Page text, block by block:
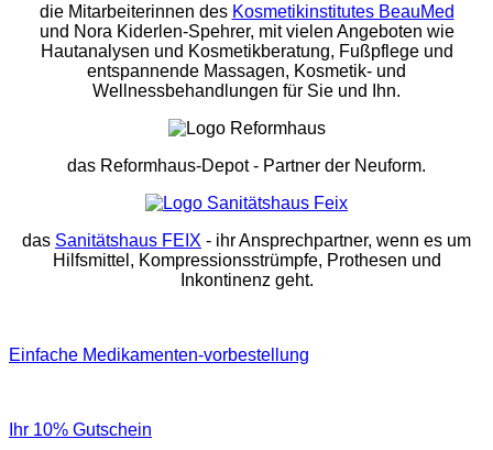
die Mitarbeiterinnen des Kosmetikinstitutes BeauMed
und Nora Kiderlen-Spehrer, mit vielen Angeboten wie
Hautanalysen und Kosmetikberatung, Fußpflege und
entspannende Massagen, Kosmetik- und
Wellnessbehandlungen für Sie und Ihn.
das Reformhaus-Depot- Partner der Neuform.
das Sanitätshaus FEIX - ihr Ansprechpartner, wenn es um
Hilfsmittel, Kompressionsstrümpfe, Prothesen und
Inkontinenz geht.
Einfache Medikamenten-vorbestellung
Ihr 10% Gutschein